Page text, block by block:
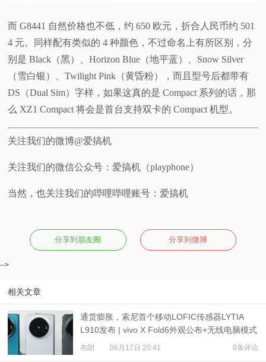
而 G8441 自然价格也不低，约 650 欧元，折合人民币约 501
4 元。同样配有类似的 4 种颜色，不过命名上有所区别，分
别是 Black（黑）、Horizon Blue（地平蓝）、Snow Silver
（雪白银）、Twilight Pink（黄昏粉），而且型号后都带有
DS（Dual Sim）字样，如果这真的是 Compact 系列的话，那
么 XZ1 Compact 将会是首台支持双卡的 Compact 机型。
关注我们的微博@爱搞机
关注我们的微信公众号：爱搞机（playphone）
当然，也关注我们的哔哩哔哩账号：爱搞机
分享到朋友圈 分享到微博
-->
相关文章
通货膨胀，索尼首个移动LOFIC传感器LYTIA
L910发布 | vivo X Fold6外观公布+无线电脑模式
布朗 06月17日 20:41 0条评论